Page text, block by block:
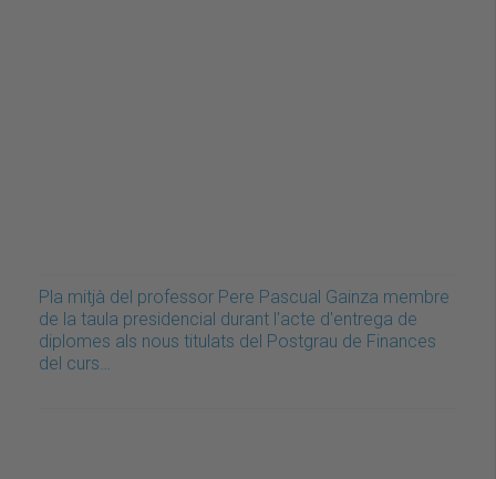
Pla mitjà del professor Pere Pascual Gainza membre
de la taula presidencial durant l'acte d'entrega de
diplomes als nous titulats del Postgrau de Finances
del curs…